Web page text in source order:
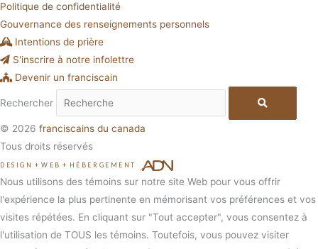
Politique de confidentialité
Gouvernance des renseignements personnels
Intentions de prière
S'inscrire à notre infolettre
Devenir un franciscain
Rechercher
© 2026 franciscains du canada
Tous droits réservés
DESIGN + WEB + HÉBERGEMENT
Nous utilisons des témoins sur notre site Web pour vous offrir
l'expérience la plus pertinente en mémorisant vos préférences et vos
visites répétées. En cliquant sur "Tout accepter", vous consentez à
l'utilisation de TOUS les témoins. Toutefois, vous pouvez visiter